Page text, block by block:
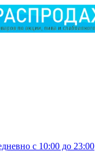
с 10:00 до 23:00